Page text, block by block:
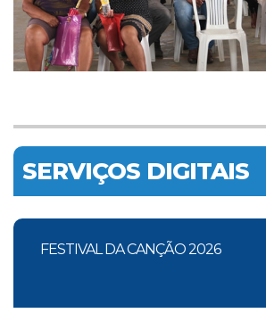
SERVIÇOS DIGITAIS
FESTIVAL DA CANÇÃO 2026